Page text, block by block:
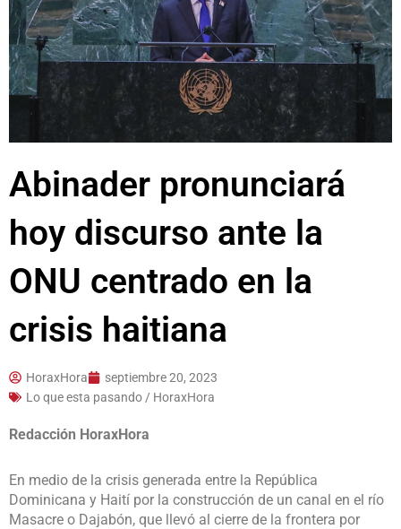
Abinader pronunciará
hoy discurso ante la
ONU centrado en la
crisis haitiana
HoraxHora
septiembre 20, 2023
Lo que esta pasando / HoraxHora
Redacción HoraxHora
En medio de la crisis generada entre la República
Dominicana y Haití por la construcción de un canal en el río
Masacre o Dajabón, que llevó al cierre de la frontera por